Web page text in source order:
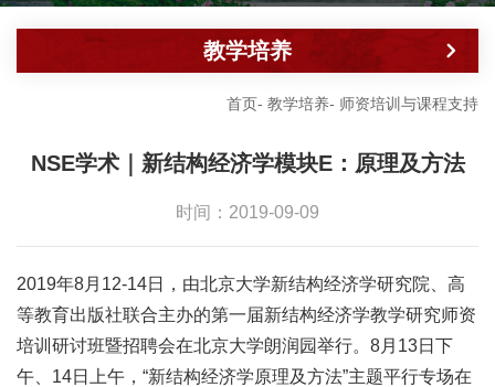
首页- 教学培养- 师资培训与课程支持
教学培养
NSE学术｜新结构经济学模块E：原理及方法
时间：2019-09-09
2019年8月12-14日，由北京大学新结构经济学研究院、高
等教育出版社联合主办的第一届新结构经济学教学研究师资
培训研讨班暨招聘会在北京大学朗润园举行。8月13日下
午、14日上午，“新结构经济学原理及方法”主题平行专场在